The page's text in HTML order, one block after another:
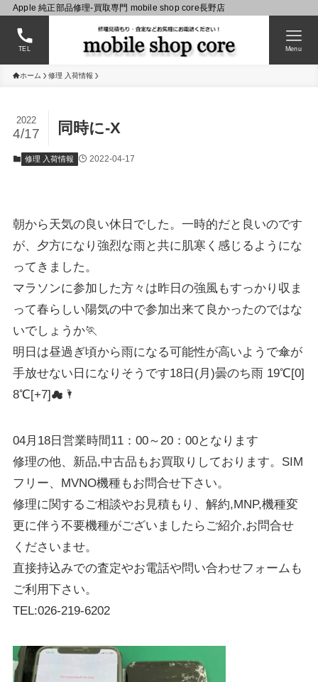
Apple 純正部品修理-買取専門 mobile shop core長野店
TEL Menu
ホーム 修理 入荷情報
同時に-X
2022
4/17
修理 入荷情報 2022-04-17
朝から天気の良い休日でした。一時的だと良いのです
が、夕方になり強烈な雨と共に肌寒く感じるようにな
ってきました。
マラソンに参加した方々は昨日の強風もすっかり収ま
って春らしい陽気の中で参加出来て良かったのではな
いでしょうか🏃
明日は昼過ぎ頃から雨になる可能性が高いようで傘が
手放せない日になりそうです18日(月)曇のち雨 19℃[0]
8℃[+7]☁🌂
04月18日営業時間11：00～20：00となります
修理の他、新品,中古品もお買取りしております。SIM
フリー、MVNO機種もお問合せ下さい。
修理に関するご相談やお見積もり、解約,MNP,機種変
更に伴う不要機種がございましたらご紹介,お問合せ
くださいませ。
直接持込みでの査定やお電話や問い合わせフォームも
ご利用下さい。
TEL:026-219-6202